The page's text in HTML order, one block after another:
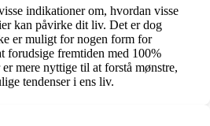
indikationer om, hvordan visse
kan påvirke dit liv. Det er dog
er muligt for nogen form for
forudsige fremtiden med 100%
mere nyttige til at forstå mønstre,
tendenser i ens liv.